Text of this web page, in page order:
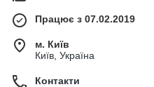
Працює з 07.02.2019
м. Київ
Київ, Україна
Контакти